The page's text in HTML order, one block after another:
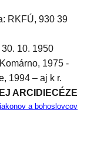
RKFÚ, 930 39
10. 1950
1975 -
1994 – aj k r.
ARCIDIECÉZE
a bohoslovcov